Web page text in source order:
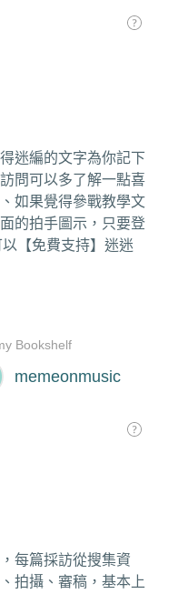
迷編的文字為你記下
問可以多了解一點喜
如果覺得參戰教學文
的拍手圖示，只要登
【免費支持】迷迷
每篇採訪從搜集資
拍攝、審稿，基本上